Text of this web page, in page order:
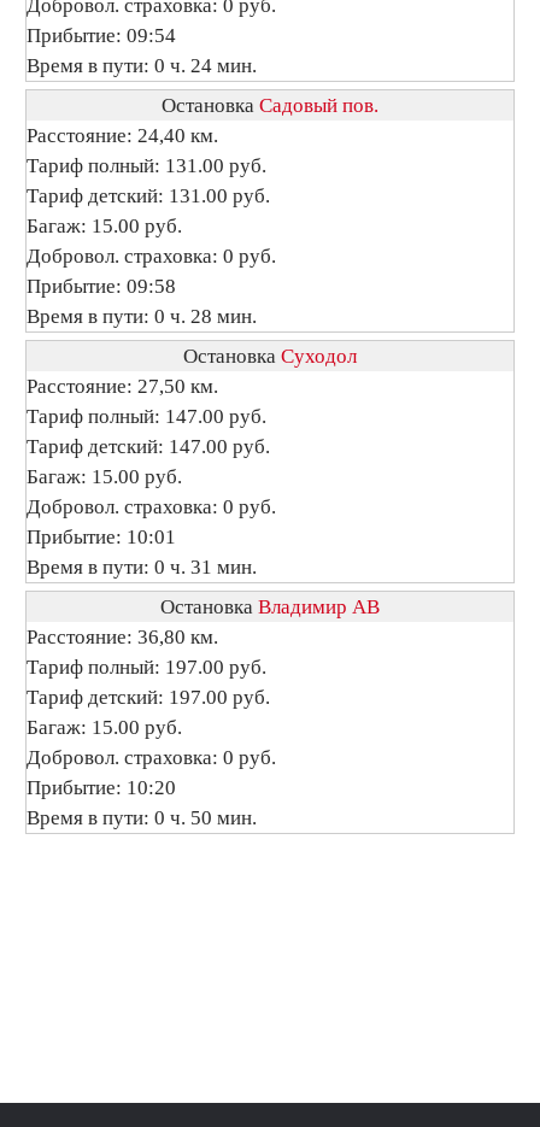
Добровол. страховка: 0 руб.
Прибытие: 09:54
Время в пути: 0 ч. 24 мин.
Остановка Садовый пов.
Расстояние: 24,40 км.
Тариф полный: 131.00 руб.
Тариф детский: 131.00 руб.
Багаж: 15.00 руб.
Добровол. страховка: 0 руб.
Прибытие: 09:58
Время в пути: 0 ч. 28 мин.
Остановка Суходол
Расстояние: 27,50 км.
Тариф полный: 147.00 руб.
Тариф детский: 147.00 руб.
Багаж: 15.00 руб.
Добровол. страховка: 0 руб.
Прибытие: 10:01
Время в пути: 0 ч. 31 мин.
Остановка Владимир АВ
Расстояние: 36,80 км.
Тариф полный: 197.00 руб.
Тариф детский: 197.00 руб.
Багаж: 15.00 руб.
Добровол. страховка: 0 руб.
Прибытие: 10:20
Время в пути: 0 ч. 50 мин.